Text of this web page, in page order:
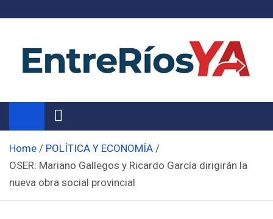
Noticias de Entre Ríos
Información de toda la provincia ahora
Home
POLÍTICA Y ECONOMÍA
OSER: Mariano Gallegos y Ricardo García dirigirán la
nueva obra social provincial